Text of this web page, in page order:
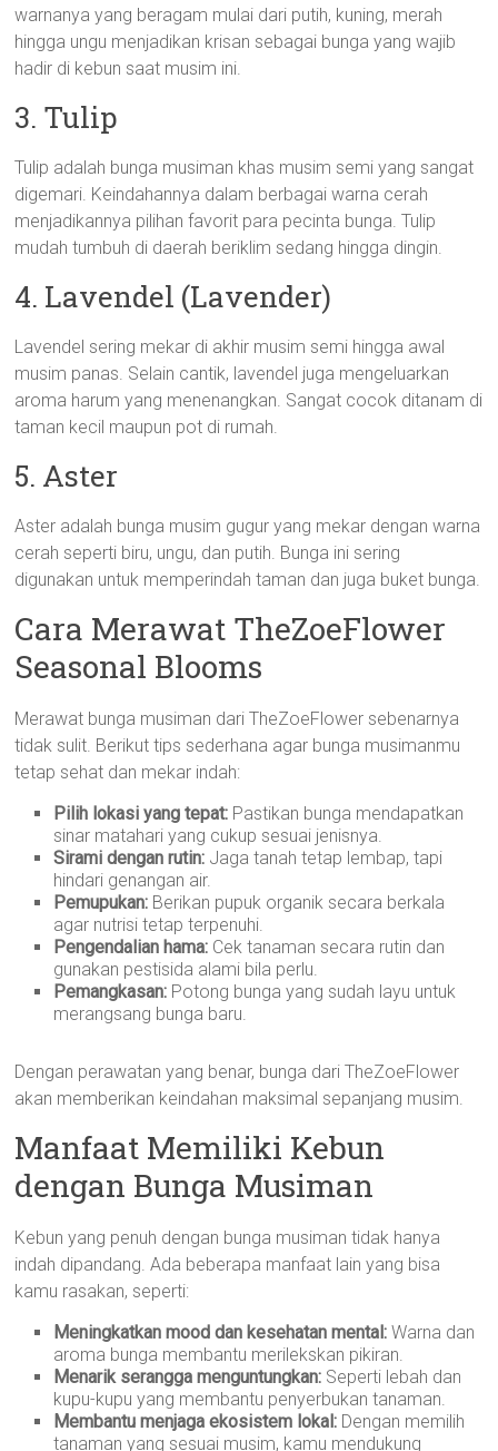
warnanya yang beragam mulai dari putih, kuning, merah
hingga ungu menjadikan krisan sebagai bunga yang wajib
hadir di kebun saat musim ini.
3. Tulip
Tulip adalah bunga musiman khas musim semi yang sangat
digemari. Keindahannya dalam berbagai warna cerah
menjadikannya pilihan favorit para pecinta bunga. Tulip
mudah tumbuh di daerah beriklim sedang hingga dingin.
4. Lavendel (Lavender)
Lavendel sering mekar di akhir musim semi hingga awal
musim panas. Selain cantik, lavendel juga mengeluarkan
aroma harum yang menenangkan. Sangat cocok ditanam di
taman kecil maupun pot di rumah.
5. Aster
Aster adalah bunga musim gugur yang mekar dengan warna
cerah seperti biru, ungu, dan putih. Bunga ini sering
digunakan untuk memperindah taman dan juga buket bunga.
Cara Merawat TheZoeFlower
Seasonal Blooms
Merawat bunga musiman dari TheZoeFlower sebenarnya
tidak sulit. Berikut tips sederhana agar bunga musimanmu
tetap sehat dan mekar indah:
Pilih lokasi yang tepat: Pastikan bunga mendapatkan
sinar matahari yang cukup sesuai jenisnya.
Sirami dengan rutin: Jaga tanah tetap lembap, tapi
hindari genangan air.
Pemupukan: Berikan pupuk organik secara berkala
agar nutrisi tetap terpenuhi.
Pengendalian hama: Cek tanaman secara rutin dan
gunakan pestisida alami bila perlu.
Pemangkasan: Potong bunga yang sudah layu untuk
merangsang bunga baru.
Dengan perawatan yang benar, bunga dari TheZoeFlower
akan memberikan keindahan maksimal sepanjang musim.
Manfaat Memiliki Kebun
dengan Bunga Musiman
Kebun yang penuh dengan bunga musiman tidak hanya
indah dipandang. Ada beberapa manfaat lain yang bisa
kamu rasakan, seperti:
Meningkatkan mood dan kesehatan mental: Warna dan
aroma bunga membantu merilekskan pikiran.
Menarik serangga menguntungkan: Seperti lebah dan
kupu-kupu yang membantu penyerbukan tanaman.
Membantu menjaga ekosistem lokal: Dengan memilih
tanaman yang sesuai musim, kamu mendukung